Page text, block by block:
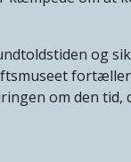
og
om den tid,